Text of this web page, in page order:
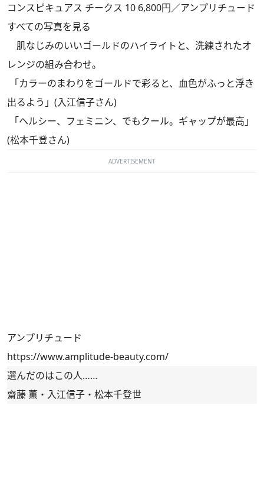
コンスピキュアス チークス 10 6,800円／アンプリチュード
すべての写真を見る
肌なじみのいいゴールドのハイライトと、洗練されたオ
レンジの組み合わせ。
「カラーのまわりをゴールドで彩ると、血色がふっと浮き
出るよう」(入江信子さん)
「ヘルシー、フェミニン、でもクール。ギャップが最高」
(松本千登さん)
ADVERTISEMENT
アンプリチュード
https://www.amplitude-beauty.com/
選んだのはこの人……
齋藤 薫・入江信子・松本千登世